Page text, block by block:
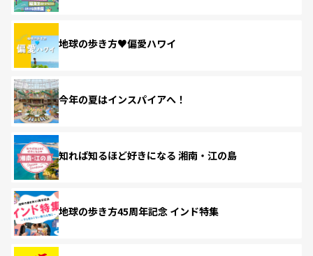
地球の歩き方♥偏愛ハワイ
今年の夏はインスパイアへ！
知れば知るほど好きになる 湘南・江の島
地球の歩き方45周年記念 インド特集